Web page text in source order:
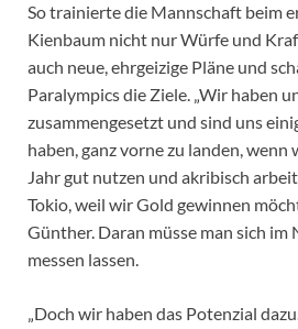
So trainierte die Mannschaft beim
Kienbaum nicht nur Würfe und
auch neue, ehrgeizige Pläne und
Paralympics die Ziele. „Wir haben
zusammengesetzt und sind uns
haben, ganz vorne zu landen, wenn
Jahr gut nutzen und akribisch
Tokio, weil wir Gold gewinnen
Günther. Daran müsse man sich im
messen lassen.
„Doch wir haben das Potenzial